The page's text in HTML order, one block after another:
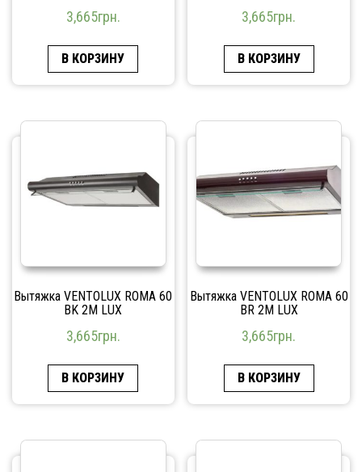
3,665грн.
В КОРЗИНУ
3,665грн.
В КОРЗИНУ
Вытяжка VENTOLUX ROMA 60
BK 2M LUX
3,665грн.
В КОРЗИНУ
Вытяжка VENTOLUX ROMA 60
BR 2M LUX
3,665грн.
В КОРЗИНУ